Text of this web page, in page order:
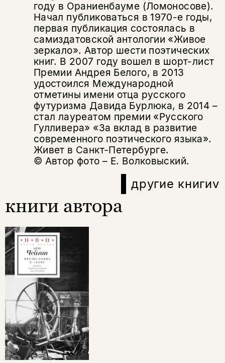
году в Ораниенбауме (Ломоносове).
Начал публиковаться в 1970-е годы,
первая публикация состоялась в
самиздатовской антологии «Живое
зеркало». Автор шести поэтических
книг. В 2007 году вошел в шорт-лист
Премии Андрея Белого, в 2013
удостоился Международной
отметины имени отца русского
футуризма Давида Бурлюка, в 2014 –
стал лауреатом премии «Русского
Гулливера» «За вклад в развитие
современного поэтического языка».
Живет в Санкт-Петербурге.
© Автор фото – Е. Волковыский.
другие книгиv
книги автора
Поделиться
Копировать
ссылку
Вконтакте Телеграм Дзен
нет, вернуться назад